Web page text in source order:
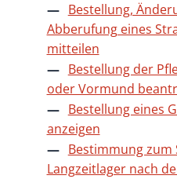
Bestellung,
Abberufung eines
mitteilen
Bestellung der
oder Vormund
Bestellung eines
anzeigen
Bestimmung
Langzeitlager nach